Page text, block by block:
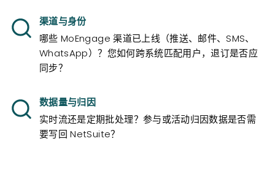
渠道与身份
哪些 MoEngage 渠道已上线（推送、邮件、SMS、
WhatsApp）？您如何跨系统匹配用户，退订是否应
同步？
数据量与归因
实时流还是定期批处理？参与或活动归因数据是否需
要写回 NetSuite？